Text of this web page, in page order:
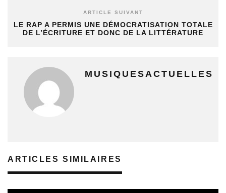
ARTICLE SUIVANT
LE RAP A PERMIS UNE DÉMOCRATISATION TOTALE
DE L’ÉCRITURE ET DONC DE LA LITTÉRATURE
MUSIQUESACTUELLES
ARTICLES SIMILAIRES